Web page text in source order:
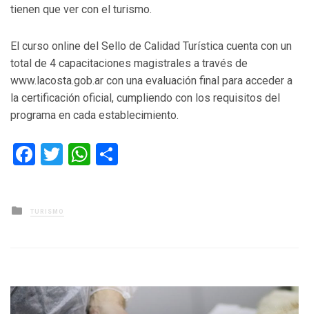
tienen que ver con el turismo.
El curso online del Sello de Calidad Turística cuenta con un
total de 4 capacitaciones magistrales a través de
www.lacosta.gob.ar con una evaluación final para acceder a
la certificación oficial, cumpliendo con los requisitos del
programa en cada establecimiento.
Facebook
TwitterWhatsApp
Posted
in
TURISMO